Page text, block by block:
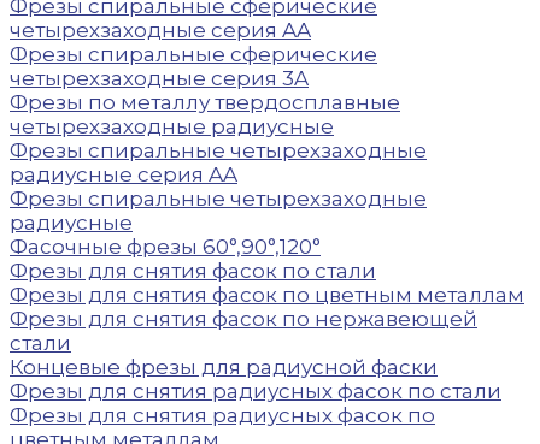
Фрезы спиральные сферические
четырехзаходные серия AA
Фрезы спиральные сферические
четырехзаходные серия 3A
Фрезы по металлу твердосплавные
четырехзаходные радиусные
Фрезы спиральные четырехзаходные
радиусные серия AA
Фрезы спиральные четырехзаходные
радиусные
Фасочные фрезы 60°,90°,120°
Фрезы для снятия фасок по стали
Фрезы для снятия фасок по цветным металлам
Фрезы для снятия фасок по нержавеющей
стали
Концевые фрезы для радиусной фаски
Фрезы для снятия радиусных фасок по стали
Фрезы для снятия радиусных фасок по
цветным металлам